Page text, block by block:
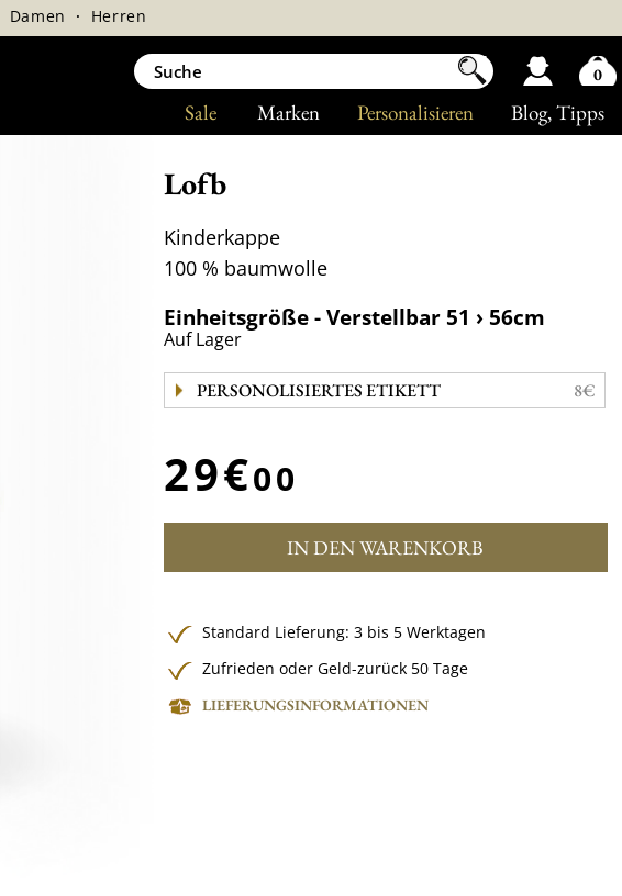
Blog, Tipps
Personalisieren
Marken
Sale
Damen · Herren
Lofb
Kinderkappe
100 % baumwolle
Einheitsgröße - Verstellbar 51 › 56cm
Auf Lager
PERSONOLISIERTES ETIKETT 8€
29€00
IN DEN WARENKORB
Standard Lieferung: 3 bis 5 Werktagen
Zufrieden oder Geld-zurück 50 Tage
LIEFERUNGSINFORMATIONEN
0